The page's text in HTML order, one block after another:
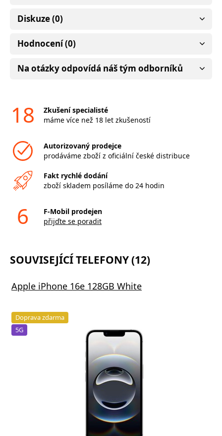
Diskuze (0)
Hodnocení (0)
Na otázky odpovídá náš tým odborníků
18
Zkušení specialisté
máme více než 18 let zkušeností
Autorizovaný prodejce
prodáváme zboží z oficiální české distribuce
Fakt rychlé dodání
zboží skladem posíláme do 24 hodin
6
F-Mobil prodejen
přijďte se poradit
SOUVISEJÍCÍ TELEFONY (12)
Apple iPhone 16e 128GB White
Doprava zdarma
5G